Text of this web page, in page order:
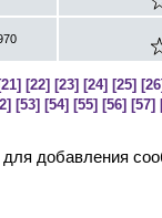
[21] [22] [23] [24] [25] [26]
[53] [54] [55] [56] [57]
добавления